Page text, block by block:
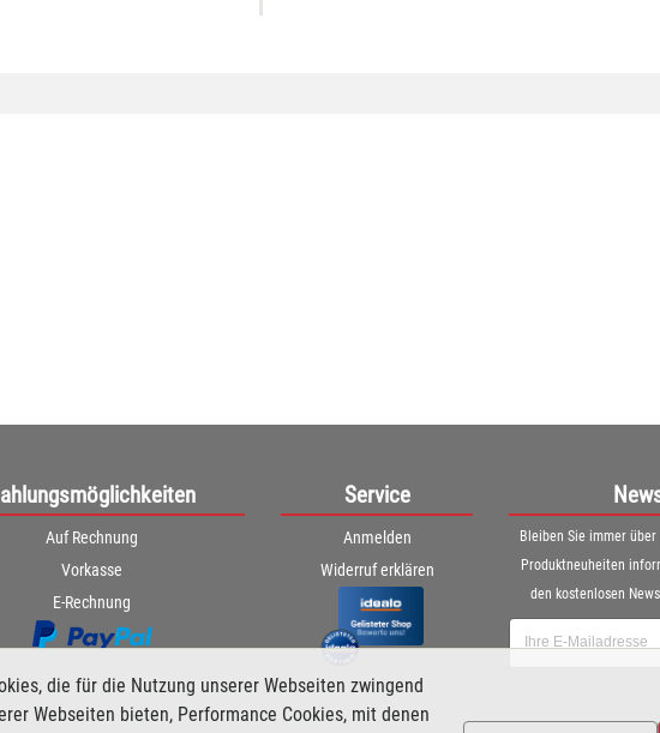
die für die Nutzung unserer Webseiten zwingend
Webseiten bieten, Performance Cookies, mit denen
Auf Rechnung
Vorkasse
E-Rechnung
Service
Anmelden
Widerruf erklären
Bleiben Sie immer
Produktneuheiten
den kostenlosen